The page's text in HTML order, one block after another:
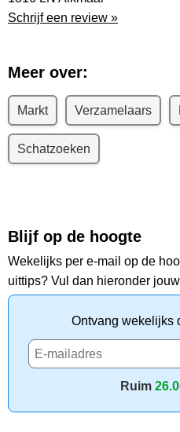
Schrijf een review »
Meer over:
Markt Verzamelaars
Schatzoeken
Blijf op de hoogte
Wekelijks per e-mail op de
uittips? Vul dan hieronder
Ontvang wekelijks
Ruim